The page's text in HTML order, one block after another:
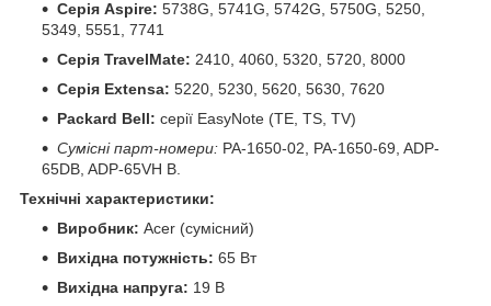
Серія Aspire: 5738G, 5741G, 5742G, 5750G, 5250,
5349, 5551, 7741
Серія TravelMate: 2410, 4060, 5320, 5720, 8000
Серія Extensa: 5220, 5230, 5620, 5630, 7620
Packard Bell: серії EasyNote (TE, TS, TV)
Сумісні парт-номери: PA-1650-02, PA-1650-69, ADP-
65DB, ADP-65VH B.
Технічні характеристики:
Виробник: Acer (сумісний)
Вихідна потужність: 65 Вт
Вихідна напруга: 19 В